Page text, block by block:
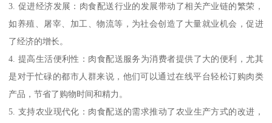
3. 促进经济发展：肉食配送行业的发展带动了相关产业链的繁荣，
如养殖、屠宰、加工、物流等，为社会创造了大量就业机会，促进
了经济的增长。
4. 提高生活便利性：肉食配送服务为消费者提供了大的便利，尤其
是对于忙碌的都市人群来说，他们可以通过在线平台轻松订购肉类
产品，节省了购物时间和精力。
5. 支持农业现代化：肉食配送的需求推动了农业生产方式的改进，